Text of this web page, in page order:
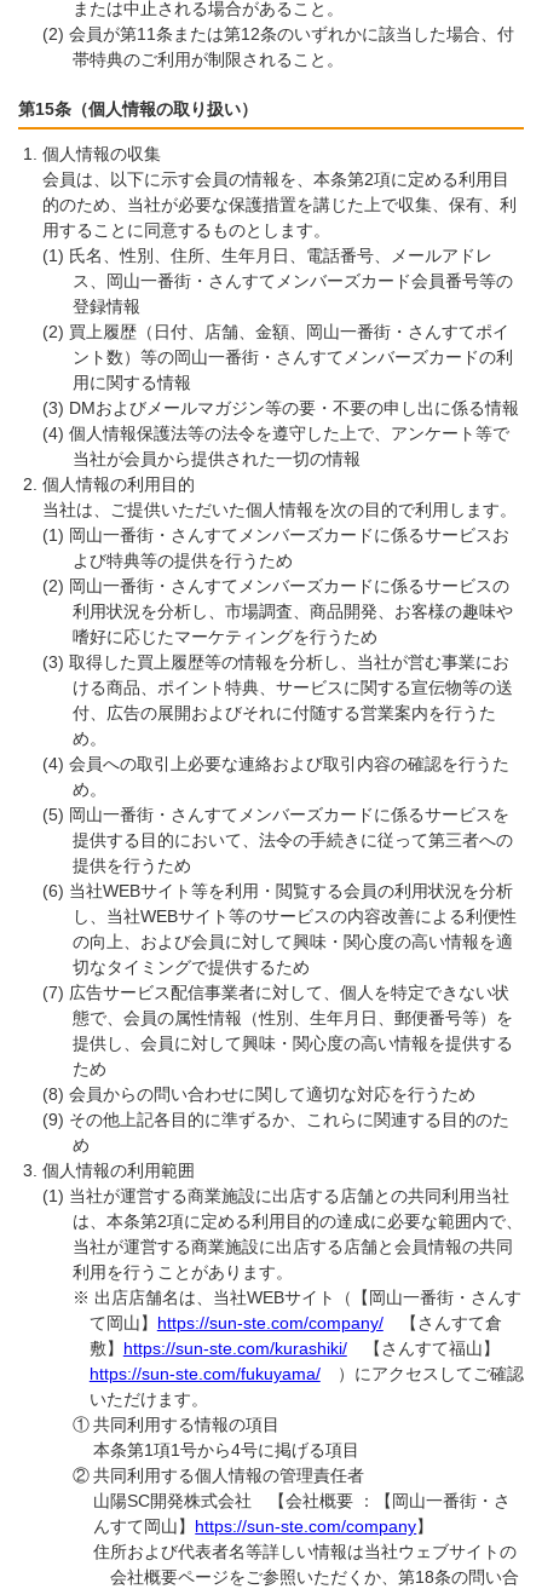
または中止される場合があること。
会員が第11条または第12条のいずれかに該当した場合、付
帯特典のご利用が制限されること。
第15条（個人情報の取り扱い）
個人情報の収集
会員は、以下に示す会員の情報を、本条第2項に定める利用目
的のため、当社が必要な保護措置を講じた上で収集、保有、利
用することに同意するものとします。
氏名、性別、住所、生年月日、電話番号、メールアドレ
ス、岡山一番街・さんすてメンバーズカード会員番号等の
登録情報
買上履歴（日付、店舗、金額、岡山一番街・さんすてポイ
ント数）等の岡山一番街・さんすてメンバーズカードの利
用に関する情報
DMおよびメールマガジン等の要・不要の申し出に係る情報
個人情報保護法等の法令を遵守した上で、アンケート等で
当社が会員から提供された一切の情報
個人情報の利用目的
当社は、ご提供いただいた個人情報を次の目的で利用します。
岡山一番街・さんすてメンバーズカードに係るサービスお
よび特典等の提供を行うため
岡山一番街・さんすてメンバーズカードに係るサービスの
利用状況を分析し、市場調査、商品開発、お客様の趣味や
嗜好に応じたマーケティングを行うため
取得した買上履歴等の情報を分析し、当社が営む事業にお
ける商品、ポイント特典、サービスに関する宣伝物等の送
付、広告の展開およびそれに付随する営業案内を行うた
め。
会員への取引上必要な連絡および取引内容の確認を行うた
め。
岡山一番街・さんすてメンバーズカードに係るサービスを
提供する目的において、法令の手続きに従って第三者への
提供を行うため
当社WEBサイト等を利用・閲覧する会員の利用状況を分析
し、当社WEBサイト等のサービスの内容改善による利便性
の向上、および会員に対して興味・関心度の高い情報を適
切なタイミングで提供するため
広告サービス配信事業者に対して、個人を特定できない状
態で、会員の属性情報（性別、生年月日、郵便番号等）を
提供し、会員に対して興味・関心度の高い情報を提供する
ため
会員からの問い合わせに関して適切な対応を行うため
その他上記各目的に準ずるか、これらに関連する目的のた
め
個人情報の利用範囲
当社が運営する商業施設に出店する店舗との共同利用当社
は、本条第2項に定める利用目的の達成に必要な範囲内で、
当社が運営する商業施設に出店する店舗と会員情報の共同
利用を行うことがあります。
※ 出店店舗名は、当社WEBサイト（【岡山一番街・さんす
て岡山】 https://sun-ste.com/company/【さんすて倉
敷】 https://sun-ste.com/kurashiki/【さんすて福山】
https://sun-ste.com/fukuyama/）にアクセスしてご確認
いただけます。
① 共同利用する情報の項目
本条第1項1号から4号に掲げる項目
② 共同利用する個人情報の管理責任者
山陽SC開発株式会社 【会社概要 ：【岡山一番街・さ
んすて岡山】 https://sun-ste.com/company】
住所および代表者名等詳しい情報は当社ウェブサイトの
会社概要ページをご参照いただくか、第18条の問い合